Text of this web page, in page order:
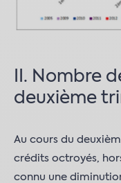
II. Nombre
deuxième
Au cours du
crédits octroyés,
connu une